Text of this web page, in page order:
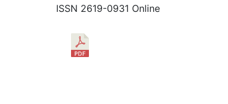
ISSN 2619-0931 Online